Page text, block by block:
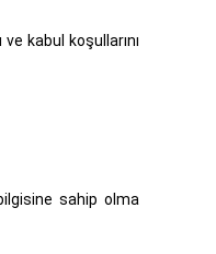
kabul koşullarını
sahip olma